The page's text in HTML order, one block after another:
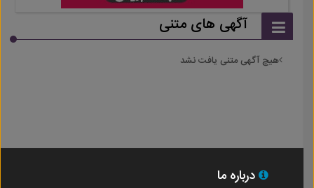
آگهی های متنی
هیچ آگهی متنی یافت نشد
درباره ما